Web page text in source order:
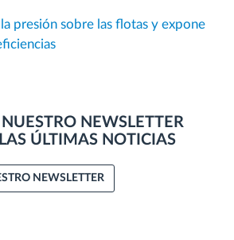
presión sobre las flotas y expone
NEWSLETTER
ÚLTIMAS NOTICIAS
NEWSLETTER